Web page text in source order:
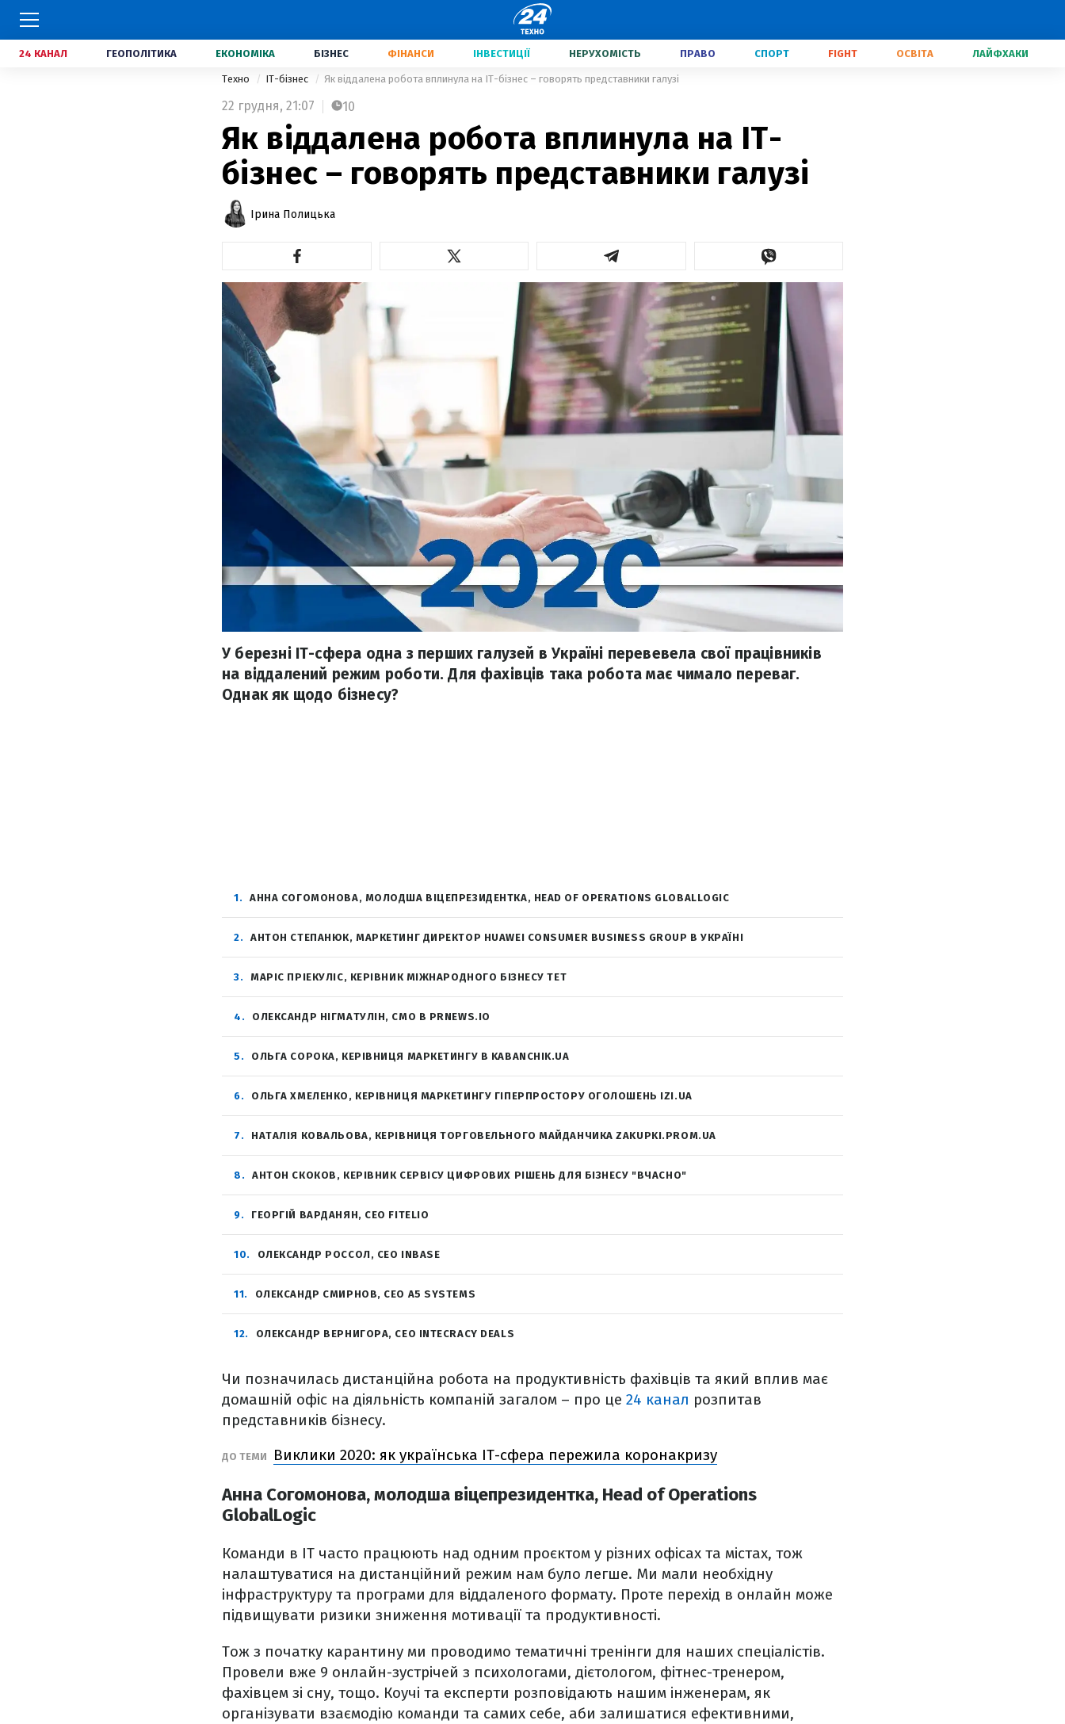
24 КАНАЛ ГЕОПОЛІТИКА ЕКОНОМІКА БІЗНЕС ФІНАНСИ ІНВЕСТИЦІЇ НЕРУХОМІСТЬ ПРАВО СПОРТ FIGHT ОСВІТА ЛАЙФХАКИ
Техно IT-бізнес Як віддалена робота вплинула на IT-бізнес – говорять представники галузі
22 грудня, 21:07 10
Як віддалена робота вплинула на IT-
бізнес – говорять представники галузі
Ірина Полицька
У березні IT-сфера одна з перших галузей в Україні перевевела свої працівників
на віддалений режим роботи. Для фахівців така робота має чимало переваг.
Однак як щодо бізнесу?
1 АННА СОГОМОНОВА, МОЛОДША ВІЦЕПРЕЗИДЕНТКА, HEAD OF OPERATIONS GLOBALLOGIC
2 АНТОН СТЕПАНЮК, МАРКЕТИНГ ДИРЕКТОР HUAWEI CONSUMER BUSINESS GROUP В УКРАЇНІ
3 МАРІС ПРІЕКУЛІС, КЕРІВНИК МІЖНАРОДНОГО БІЗНЕСУ TET
4 ОЛЕКСАНДР НІГМАТУЛІН, CMO В PRNEWS.IO
5 ОЛЬГА CОРОКА, КЕРІВНИЦЯ МАРКЕТИНГУ В KABANCHIK.UA
6 ОЛЬГА ХМЕЛЕНКО, КЕРІВНИЦЯ МАРКЕТИНГУ ГІПЕРПРОСТОРУ ОГОЛОШЕНЬ IZI.UA
7 НАТАЛІЯ КОВАЛЬОВА, КЕРІВНИЦЯ ТОРГОВЕЛЬНОГО МАЙДАНЧИКА ZAKUPKI.PROM.UA
8 АНТОН СКОКОВ, КЕРІВНИК СЕРВІСУ ЦИФРОВИХ РІШЕНЬ ДЛЯ БІЗНЕСУ "ВЧАСНО"
9 ГЕОРГІЙ ВАРДАНЯН, СЕО FITELIO
10 ОЛЕКСАНДР РОССОЛ, CEO INBASE
11 ОЛЕКСАНДР СМИРНОВ, CEO A5 SYSTEMS
12 ОЛЕКСАНДР ВЕРНИГОРА, СЕО INTECRACY DEALS
Чи позначилась дистанційна робота на продуктивність фахівців та який вплив має
домашній офіс на діяльність компаній загалом – про це 24 канал розпитав
представників бізнесу.
ДО ТЕМИ Виклики 2020: як українська IT-сфера пережила коронакризу
Анна Согомонова, молодша віцепрезидентка, Head of Operations
GlobalLogic
Команди в ІТ часто працюють над одним проєктом у різних офісах та містах, тож
налаштуватися на дистанційний режим нам було легше. Ми мали необхідну
інфраструктуру та програми для віддаленого формату. Проте перехід в онлайн може
підвищувати ризики зниження мотивації та продуктивності.
Тож з початку карантину ми проводимо тематичні тренінги для наших спеціалістів.
Провели вже 9 онлайн-зустрічей з психологами, дієтологом, фітнес-тренером,
фахівцем зі сну, тощо. Коучі та експерти розповідають нашим інженерам, як
організувати взаємодію команди та самих себе, аби залишатися ефективними,